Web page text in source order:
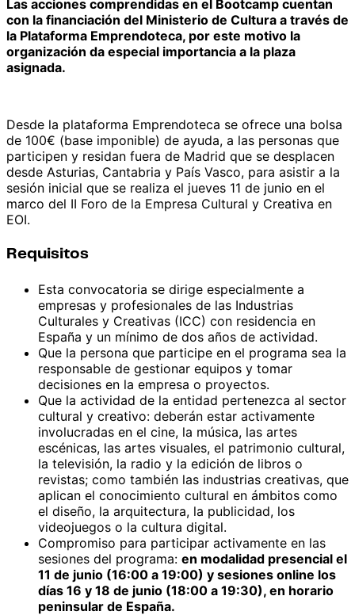
Las acciones comprendidas en el Bootcamp cuentan
con la financiación del Ministerio de Cultura a través de
la Plataforma Emprendoteca, por este motivo la
organización da especial importancia a la plaza
asignada.
Desde la plataforma Emprendoteca se ofrece una bolsa
de 100€ (base imponible) de ayuda, a las personas que
participen y residan fuera de Madrid que se desplacen
desde Asturias, Cantabria y País Vasco, para asistir a la
sesión inicial que se realiza el jueves 11 de junio en el
marco del II Foro de la Empresa Cultural y Creativa en
EOI.
Requisitos
Esta convocatoria se dirige especialmente a
empresas y profesionales de las Industrias
Culturales y Creativas (ICC) con residencia en
España y un mínimo de dos años de actividad.
Que la persona que participe en el programa sea la
responsable de gestionar equipos y tomar
decisiones en la empresa o proyectos.
Que la actividad de la entidad pertenezca al sector
cultural y creativo: deberán estar activamente
involucradas en el cine, la música, las artes
escénicas, las artes visuales, el patrimonio cultural,
la televisión, la radio y la edición de libros o
revistas; como también las industrias creativas, que
aplican el conocimiento cultural en ámbitos como
el diseño, la arquitectura, la publicidad, los
videojuegos o la cultura digital.
Compromiso para participar activamente en las
sesiones del programa: en modalidad presencial el
11 de junio (16:00 a 19:00) y sesiones online los
días 16 y 18 de junio (18:00 a 19:30), en horario
peninsular de España.